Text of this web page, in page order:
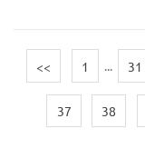
<< 1 ... 31
37 38